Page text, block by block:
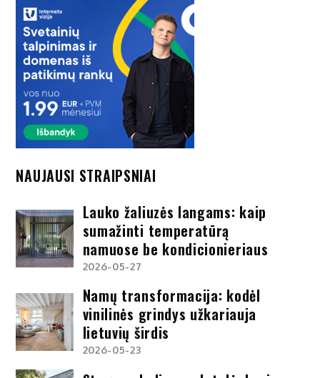
NAUJAUSI STRAIPSNIAI
Lauko žaliuzės langams: kaip
sumažinti temperatūrą
namuose be kondicionieriaus
2026-05-27
Namų transformacija: kodėl
vinilinės grindys užkariauja
lietuvių širdis
2026-05-23